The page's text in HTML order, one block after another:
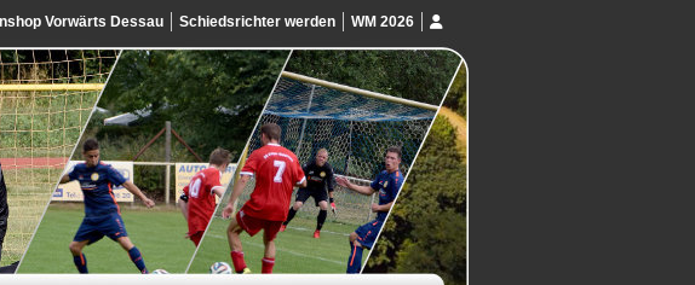
Vorwärts Dessau Schiedsrichter werden WM 2026